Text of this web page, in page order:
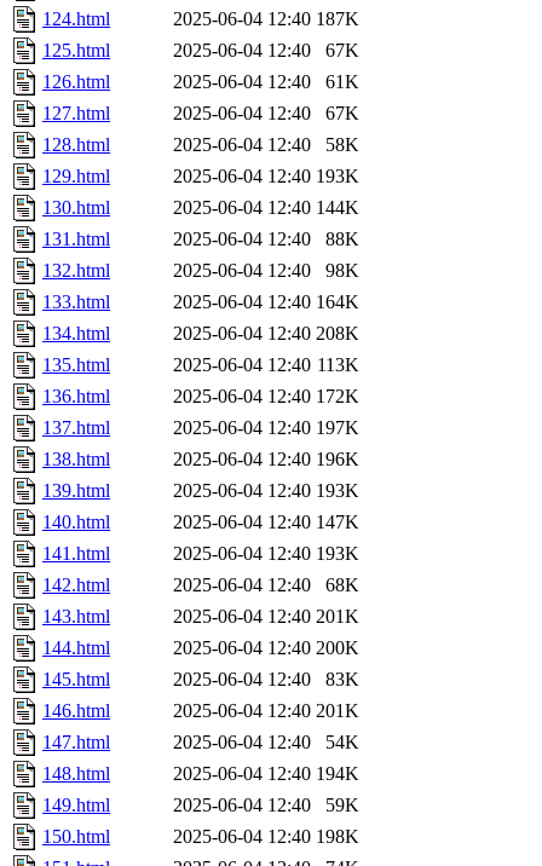
124.html
2025-06-04 12:40 187K
125.html
2025-06-04 12:40
67K
126.html
2025-06-04 12:40
61K
127.html
2025-06-04 12:40
67K
128.html
2025-06-04 12:40
58K
129.html
2025-06-04 12:40 193K
130.html
2025-06-04 12:40 144K
131.html
2025-06-04 12:40
88K
132.html
2025-06-04 12:40
98K
133.html
2025-06-04 12:40 164K
134.html
2025-06-04 12:40 208K
135.html
2025-06-04 12:40 113K
136.html
2025-06-04 12:40 172K
137.html
2025-06-04 12:40 197K
138.html
2025-06-04 12:40 196K
139.html
2025-06-04 12:40 193K
140.html
2025-06-04 12:40 147K
141.html
2025-06-04 12:40 193K
142.html
2025-06-04 12:40
68K
143.html
2025-06-04 12:40 201K
144.html
2025-06-04 12:40 200K
145.html
2025-06-04 12:40
83K
146.html
2025-06-04 12:40 201K
147.html
2025-06-04 12:40
54K
148.html
2025-06-04 12:40 194K
149.html
2025-06-04 12:40
59K
150.html
2025-06-04 12:40 198K